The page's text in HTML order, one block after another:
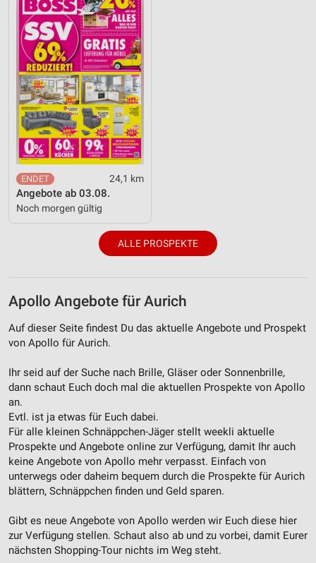
24,1 km
Angebote ab 03.08.
Noch morgen gültig
ALLE PROSPEKTE
Apollo Angebote für Aurich
Auf dieser Seite findest Du das aktuelle Angebote und Prospekt
von Apollo für Aurich.
Ihr seid auf der Suche nach Brille, Gläser oder Sonnenbrille,
dann schaut Euch doch mal die aktuellen Prospekte von Apollo
an.
Evtl. ist ja etwas für Euch dabei.
Für alle kleinen Schnäppchen-Jäger stellt weekli aktuelle
Prospekte und Angebote online zur Verfügung, damit Ihr auch
keine Angebote von Apollo mehr verpasst. Einfach von
unterwegs oder daheim bequem durch die Prospekte für Aurich
blättern, Schnäppchen finden und Geld sparen.
Gibt es neue Angebote von Apollo werden wir Euch diese hier
zur Verfügung stellen. Schaut also ab und zu vorbei, damit Eurer
nächsten Shopping-Tour nichts im Weg steht.
Geräte anhand von aktiv angeforderten
Informationen identifizieren
Nicht-IAB-Verarbeitungszwecke:
Notwendig
Performance
Funktional
Werbung